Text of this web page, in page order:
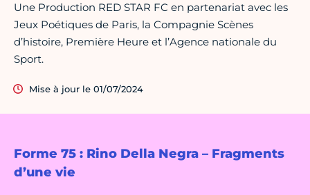
Forme 75 : Rino Della Negra – Fragments
d’une vie
Une Production RED STAR FC en partenariat avec les
Jeux Poétiques de Paris, la Compagnie Scènes
d’histoire, Première Heure et l’Agence nationale du
Sport.
Mise à jour le 01/07/2024